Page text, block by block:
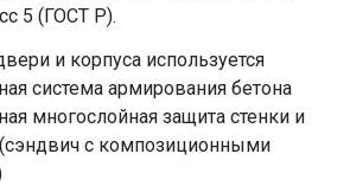
5 (ГОСТ Р).
и корпуса используется
система армирования бетона
многослойная защита стенки и
с композиционными